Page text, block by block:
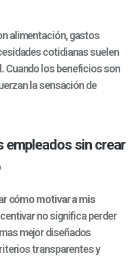
alimentación, gastos
cotidianas suelen
Cuando los beneficios son
la sensación de
empleados sin crear
cómo motivar a mis
no significa perder
mejor diseñados
transparentes y